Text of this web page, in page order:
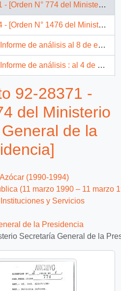
774 del Ministerio Secretaría General de la Presidencia]
1476 del Ministerio Secretaría General de la Presidencia]
de análisis al 8 de enero de 1993
de análisis : al 4 de enero de 1993
92-28371 -
del Ministerio
de la
(1990-1994)
(11 marzo 1990 – 11 marzo
y Servicios
de la Presidencia
Secretaría General de la